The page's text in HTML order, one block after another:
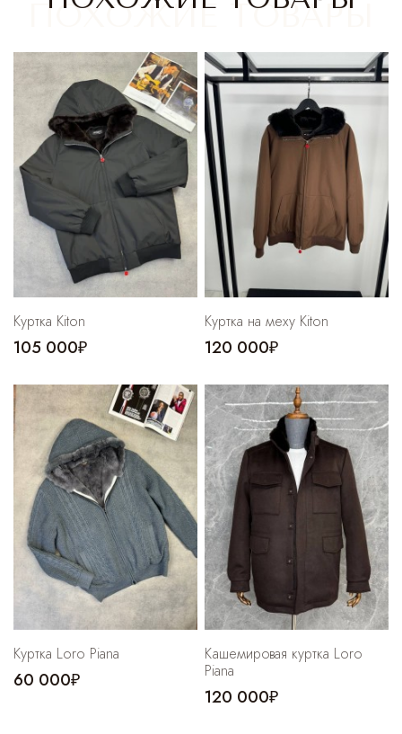
Куртка Kiton
105 000₽
Куртка на меху Kiton
120 000₽
Куртка Loro Piana
60 000₽
Кашемировая куртка Loro
Piana
120 000₽
Cпортивные брюки
Комбинезоны